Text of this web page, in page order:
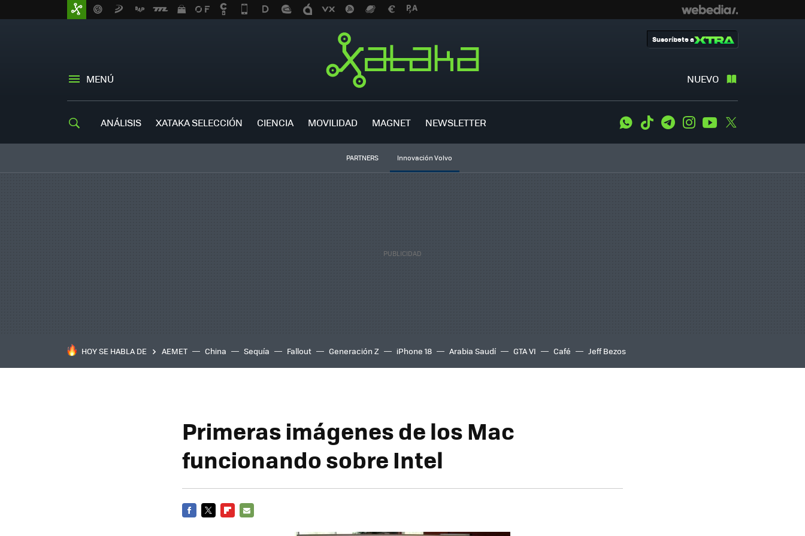
MENÚ NUEVO
Suscríbete a
ANÁLISIS XATAKA SELECCIÓN CIENCIA MOVILIDAD MAGNET NEWSLETTER WhatsApp
Tiktok TelegramInstagramYoutube
PARTNERS Innovación Volvo
HOY SE HABLA DE AEMET China Sequía Fallout Generación Z iPhone 18 Arabia Saudí GTA VI Café Jeff Bezos
Primeras imágenes de los Mac
funcionando sobre Intel